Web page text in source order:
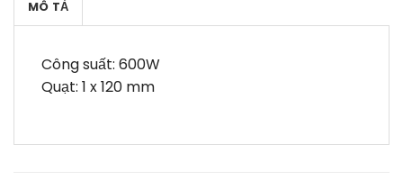
MÔ TẢ
Công suất: 600W
Quạt: 1 x 120 mm